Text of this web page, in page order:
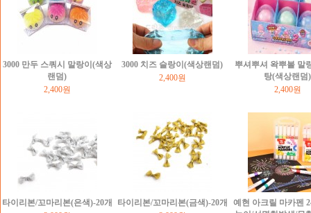
3000 만두 스쿼시 말랑이(색상
랜덤)
2,400원
3000 치즈 슬랑이(색상랜덤)
2,400원
뿌셔뿌셔 왁뿌볼 말
탕(색상랜덤)
2,400원
타이리본/꼬마리본(은색)-20개
타이리본/꼬마리본(금색)-20개
예현 아크릴 마카펜